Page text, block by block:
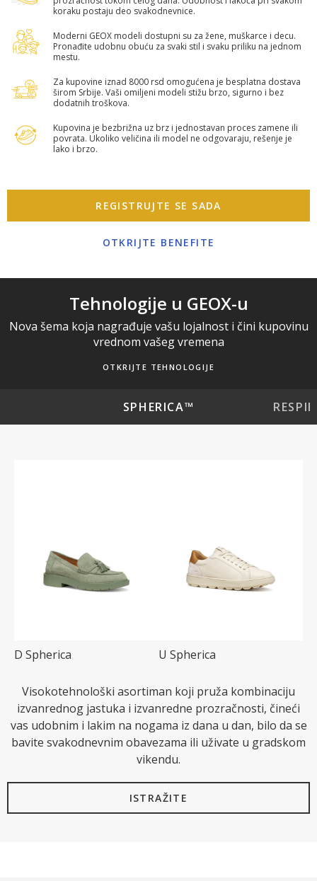
koraku postaju deo svakodnevnice.
Moderni GEOX modeli dostupni su za žene, muškarce i decu.
Pronađite udobnu obuću za svaki stil i svaku priliku na jednom
mestu.
Za kupovine iznad 8000 rsd omogućena je besplatna dostava
širom Srbije. Vaši omiljeni modeli stižu brzo, sigurno i bez
dodatnih troškova.
Kupovina je bezbrižna uz brz i jednostavan proces zamene ili
povrata. Ukoliko veličina ili model ne odgovaraju, rešenje je
lako i brzo.
REGISTRUJTE SE SADA
OTKRIJTE BENEFITE
Tehnologije u GEOX-u
Nova šema koja nagrađuje vašu lojalnost i čini kupovinu
vrednom vašeg vremena
OTKRIJTE TEHNOLOGIJE
SPHERICA™
Visokotehnološki asortiman koji pruža kombinaciju
izvanrednog jastuka i izvanredne prozračnosti, čineći
vas udobnim i lakim na nogama iz dana u dan, bilo da se
bavite svakodnevnim obavezama ili uživate u gradskom
vikendu.
ISTRAŽITE
D Spherica U Spherica